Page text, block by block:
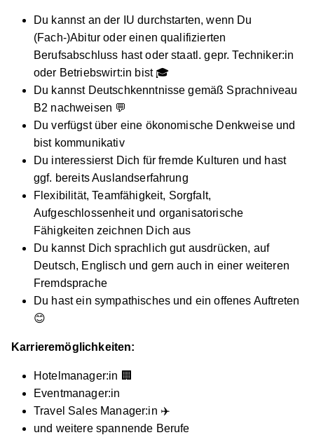
Duales Studium "Internationales Tourismus-
und Eventmanagement (B.A.)" Service Factory
SRH University
80469 München
Duales Studium Tourismusmanagement
01.10.2027
70499 Stuttgart / 40233 Düsseldorf
960 € pro Monat
Du kannst an der IU durchstarten, wenn Du
(Fach-)Abitur oder einen qualifizierten
Berufsabschluss hast oder staatl. gepr. Techniker:in
oder Betriebswirt:in bist 🎓
Du kannst Deutschkenntnisse gemäß Sprachniveau
B2 nachweisen 💬
Du verfügst über eine ökonomische Denkweise und
bist kommunikativ
Du interessierst Dich für fremde Kulturen und hast
ggf. bereits Auslandserfahrung
Flexibilität, Teamfähigkeit, Sorgfalt,
Aufgeschlossenheit und organisatorische
Fähigkeiten zeichnen Dich aus
Du kannst Dich sprachlich gut ausdrücken, auf
Deutsch, Englisch und gern auch in einer weiteren
Fremdsprache
Du hast ein sympathisches und ein offenes Auftreten
😊
Karrieremöglichkeiten:
Hotelmanager:in 🏢
Eventmanager:in
Travel Sales Manager:in ✈️
und weitere spannende Berufe